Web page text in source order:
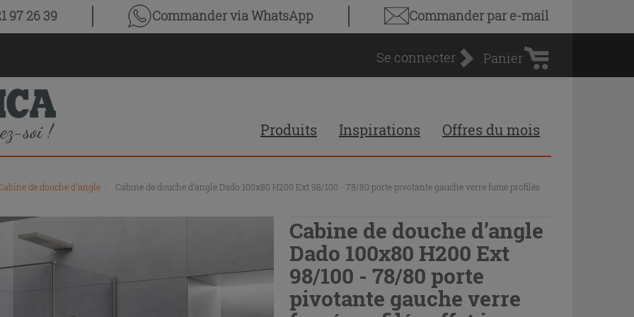
97 26 39 Commander via WhatsApp Commander par e-mail
Se connecter
d'achat
Panier
Produits Inspirations Offres du mois
de douche d'angle
Cabine de douche d’angle Dado 100x80 H200 Ext 98/100 - 78/80 porte pivotante gauche verre fumé profilés
Cabine de douche d’angle
Dado 100x80 H200 Ext
98/100 - 78/80 porte
pivotante gauche verre